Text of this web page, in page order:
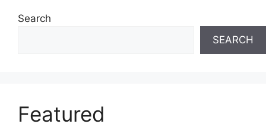
Search
SEARCH
Featured